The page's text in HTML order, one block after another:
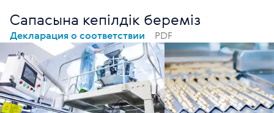
Сапасына кепілдік береміз
Декларация о соответствии PDF